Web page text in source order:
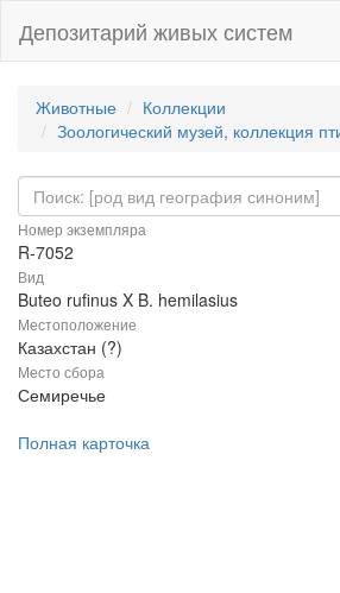
Депозитарий живых систем
Животные
Коллекции
Зоологический музей, коллекция
Номер экземпляра
R-7052
Вид
Buteo rufinus X B. hemilasius
Местоположение
Казахстан (?)
Место сбора
Семиречье
Полная карточка